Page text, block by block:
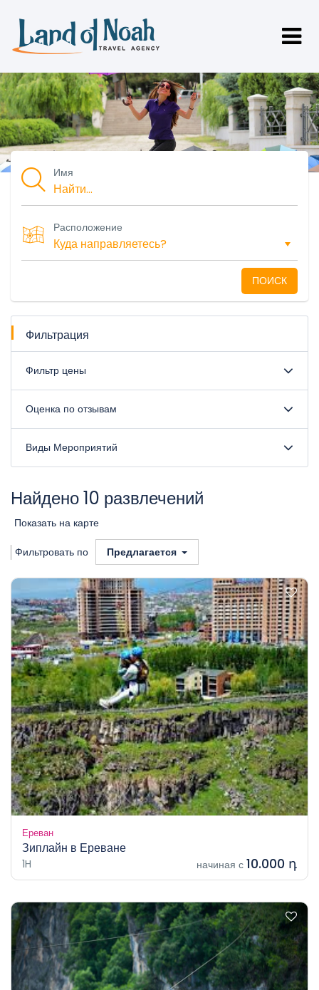
Имя
Расположение
ПОИСК
Фильтрация
Фильтр цены
Оценка по отзывам
Виды Мероприятий
Найдено 10 развлечений
Показать на карте
Фильтровать по Предлагается
Ереван
Зиплайн в Ереване
1H начиная с 10.000 դ